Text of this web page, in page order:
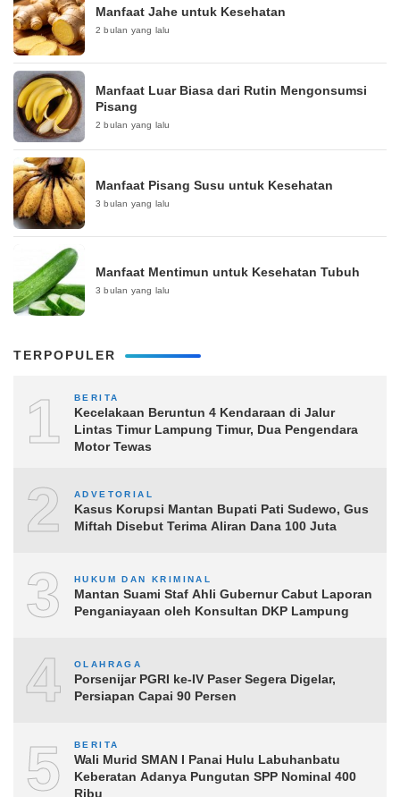
Manfaat Jahe untuk Kesehatan
2 bulan yang lalu
Manfaat Luar Biasa dari Rutin Mengonsumsi
Pisang
2 bulan yang lalu
Manfaat Pisang Susu untuk Kesehatan
3 bulan yang lalu
Manfaat Mentimun untuk Kesehatan Tubuh
3 bulan yang lalu
TERPOPULER
1 BERITA
Kecelakaan Beruntun 4 Kendaraan di Jalur
Lintas Timur Lampung Timur, Dua Pengendara
Motor Tewas
2 ADVETORIAL
Kasus Korupsi Mantan Bupati Pati Sudewo, Gus
Miftah Disebut Terima Aliran Dana 100 Juta
3 HUKUM DAN KRIMINAL
Mantan Suami Staf Ahli Gubernur Cabut Laporan
Penganiayaan oleh Konsultan DKP Lampung
4 OLAHRAGA
Porsenijar PGRI ke-IV Paser Segera Digelar,
Persiapan Capai 90 Persen
5 BERITA
Wali Murid SMAN I Panai Hulu Labuhanbatu
Keberatan Adanya Pungutan SPP Nominal 400
Ribu